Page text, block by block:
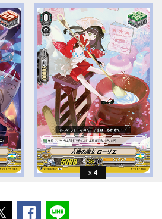
4
ポストするFacebookでシェアする